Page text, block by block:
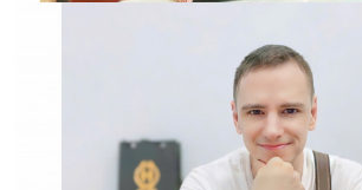
Hwatch Chuyên Nhập khẩu Và Phân
Đồng Hồ Chính Hãng